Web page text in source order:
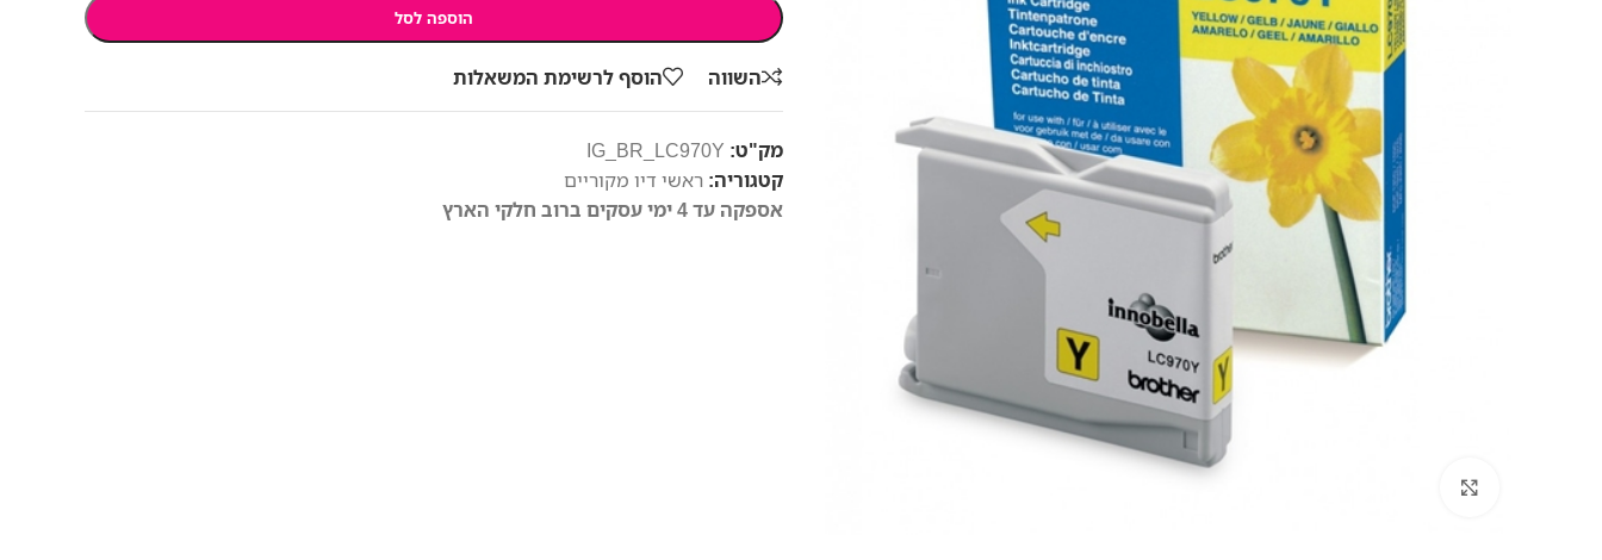
הוספה לסל
השווה הוסף לרשימת המשאלות
מק"ט: IG_BR_LC970Y
קטגוריה: ראשי דיו מקוריים
אספקה עד 4 ימי עסקים ברוב חלקי הארץ